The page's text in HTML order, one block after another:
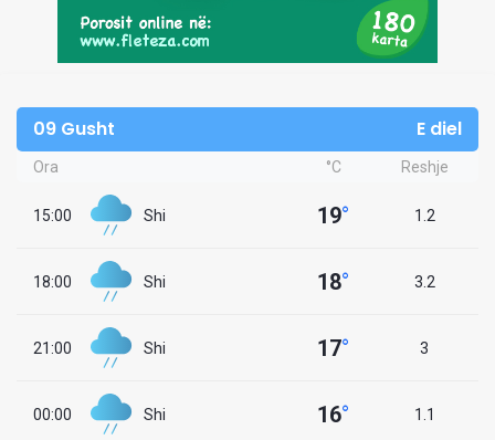
09 Gusht E diel
Ora °C Reshje
15:00 Shi 19° 1.2
18:00 Shi 18° 3.2
21:00 Shi 17° 3
00:00 Shi 16° 1.1